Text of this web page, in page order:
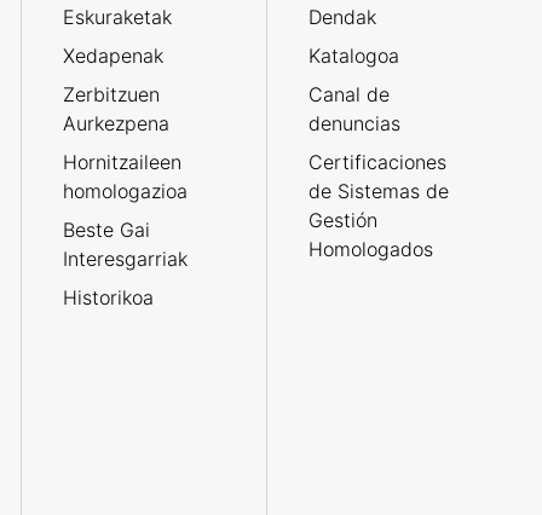
Eskuraketak
Xedapenak
Zerbitzuen
Aurkezpena
Hornitzaileen
homologazioa
Beste Gai
Interesgarriak
Historikoa
Dendak
Katalogoa
Canal de
denuncias
Certificaciones
de Sistemas de
Gestión
Homologados